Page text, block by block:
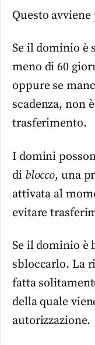
Questo
Se il dominio è
meno di 60
oppure se
scadenza, non
trasferimento.
I domini
di blocco, una
attivata al
evitare
Se il dominio è
sbloccarlo. La
fatta
della quale
autorizzazione.